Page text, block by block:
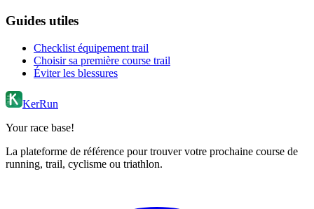
Guides utiles
Checklist équipement trail
Choisir sa première course trail
Éviter les blessures
KerRun
Your race base!
La plateforme de référence pour trouver votre prochaine course de
running, trail, cyclisme ou triathlon.